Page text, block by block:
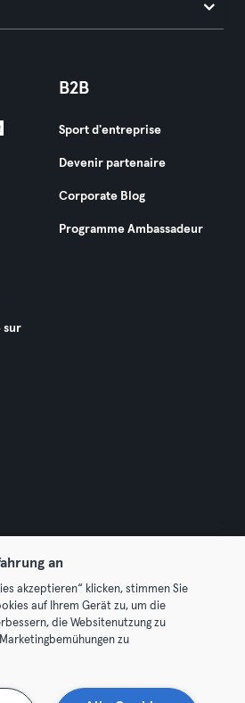
sur
B2B
Sport d'entreprise
Devenir partenaire
Corporate Blog
Programme Ambassadeur
GmbH. All rights reserved.
Politique de confidentialité
an
akzeptieren“ klicken, stimmen Sie
auf Ihrem Gerät zu, um die
die Websitenutzung zu
zu